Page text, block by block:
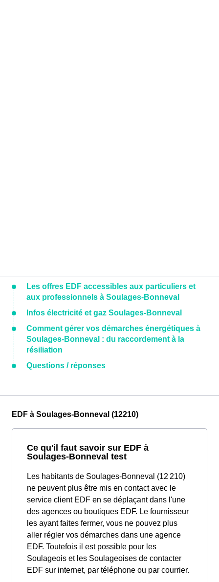
Les offres EDF accessibles aux particuliers et
aux professionnels à Soulages-Bonneval
Infos électricité et gaz Soulages-Bonneval
Comment gérer vos démarches énergétiques à
Soulages-Bonneval : du raccordement à la
résiliation
Questions / réponses
EDF à Soulages-Bonneval (12210)
Ce qu'il faut savoir sur EDF à
Soulages-Bonneval test
Les habitants de Soulages-Bonneval (12 210)
ne peuvent plus être mis en contact avec le
service client EDF en se déplaçant dans l'une
des agences ou boutiques EDF. Le fournisseur
les ayant faites fermer, vous ne pouvez plus
aller régler vos démarches dans une agence
EDF. Toutefois il est possible pour les
Soulageois et les Soulageoises de contacter
EDF sur internet, par téléphone ou par courrier.